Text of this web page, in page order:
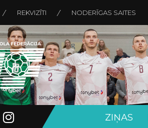
REKVIZĪTI NODERĪGAS SAITES
ZIŅAS